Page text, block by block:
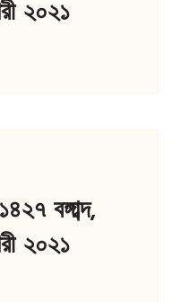
২০২১
বঙ্গাব্দ,
২০২১